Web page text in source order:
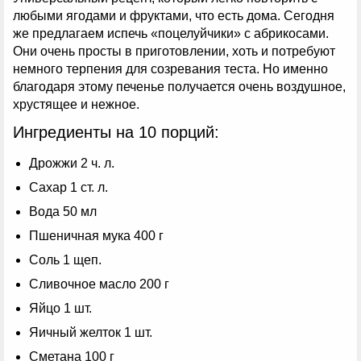
любыми ягодами и фруктами, что есть дома. Сегодня
же предлагаем испечь «поцелуйчики» с абрикосами.
Они очень просты в приготовлении, хоть и потребуют
немного терпения для созревания теста. Но именно
благодаря этому печенье получается очень воздушное,
хрустящее и нежное.
Ингредиенты на 10 порций:
Дрожжи 2 ч. л.
Сахар 1 ст. л.
Вода 50 мл
Пшеничная мука 400 г
Соль 1 щеп.
Сливочное масло 200 г
Яйцо 1 шт.
Яичный желток 1 шт.
Сметана 100 г